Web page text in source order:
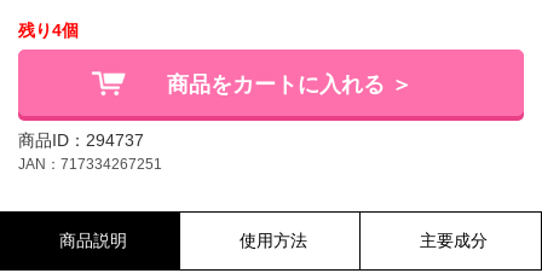
残り4個
商品をカートに入れる ＞
商品ID：294737
JAN：717334267251
商品説明 使用方法 主要成分